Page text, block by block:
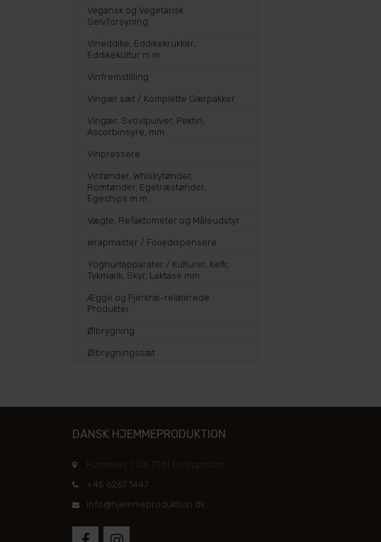
Vegansk og Vegetarisk
Selvforsyning
Vineddike, Eddikekrukker,
Eddikekultur m.m.
Vinfremstilling
Vingær sæt / Komplette Gærpakker
Vingær, Svovlpulver, Pektin,
Ascorbinsyre, mm
Vinpressere
Vintønder, Whiskytønder,
Romtønder, Egetræstønder,
Egechips m.m.
Vægte, Refaktometer og Måleudstyr
Wrapmaster / Foliedispensere
Yoghurtapparater / Kulturer, Kefir,
Tykmælk, Skyr, Laktase mm
Ægge og Fjerkræ-relaterede
Produkter
Ølbrygning
Ølbrygningssæt
DANSK HJEMMEPRODUKTION
Holmevej 1, DK-7361 Ejstrupholm
+45 6267 1447
info@hjemmeproduktion.dk